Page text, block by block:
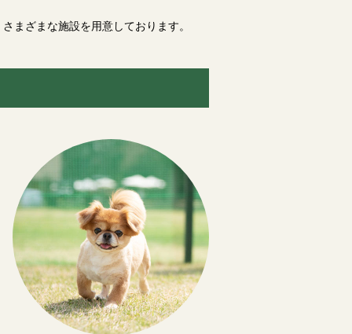
まざまな施設を用意しております。